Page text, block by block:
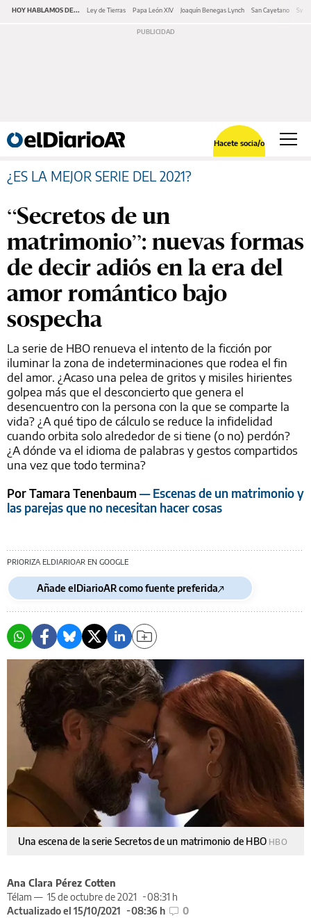
HOY HABLAMOS DE... Ley de Tierras Papa León XIV Joaquín Benegas Lynch San Cayetano
Hacete socia/o
¿ES LA MEJOR SERIE DEL 2021?
“Secretos de un
matrimonio”: nuevas formas
de decir adiós en la era del
amor romántico bajo
sospecha
La serie de HBO renueva el intento de la ficción por
iluminar la zona de indeterminaciones que rodea el fin
del amor. ¿Acaso una pelea de gritos y misiles hirientes
golpea más que el desconcierto que genera el
desencuentro con la persona con la que se comparte la
vida? ¿A qué tipo de cálculo se reduce la infidelidad
cuando orbita solo alrededor de si tiene (o no) perdón?
¿A dónde va el idioma de palabras y gestos compartidos
una vez que todo termina?
Por Tamara Tenenbaum — Escenas de un matrimonio y
las parejas que no necesitan hacer cosas
PRIORIZA ELDIARIOAR EN GOOGLE
Añade elDiarioAR como fuente preferida
Una escena de la serie Secretos de un matrimonio de HBO HBO
Ana Clara Pérez Cotten
Télam — 15 de octubre de 2021
08:31 h
Actualizado el 15/10/2021
08:36 h 0